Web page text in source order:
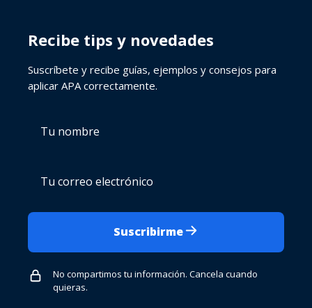
Recibe tips y novedades
Suscríbete y recibe guías, ejemplos y consejos para
aplicar APA correctamente.
nombre
correo
Suscribirme
No compartimos tu información. Cancela cuando
quieras.